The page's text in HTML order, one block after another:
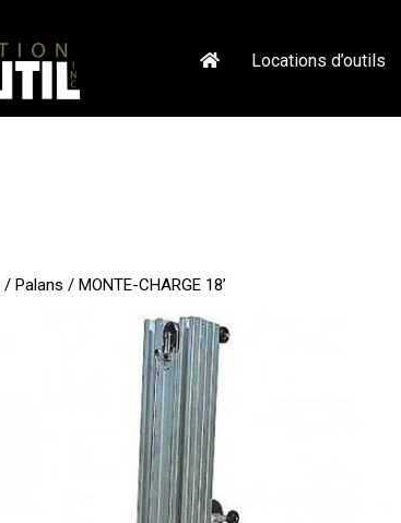
Locations d’outils
/ Palans / MONTE-CHARGE 18’